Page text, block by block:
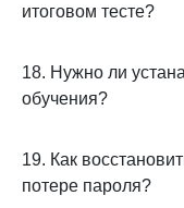
итоговом тесте?
18. Нужно ли
обучения?
19. Как
потере пароля?